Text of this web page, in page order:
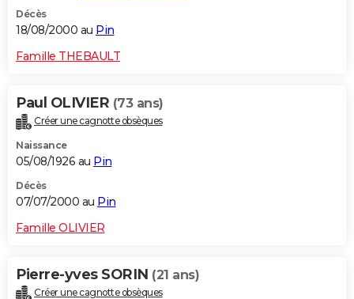
Décès
18/08/2000 au Pin
Famille THEBAULT
Paul OLIVIER (73 ans)
Créer une cagnotte obsèques
Naissance
05/08/1926 au Pin
Décès
07/07/2000 au Pin
Famille OLIVIER
Pierre-yves SORIN (21 ans)
Créer une cagnotte obsèques